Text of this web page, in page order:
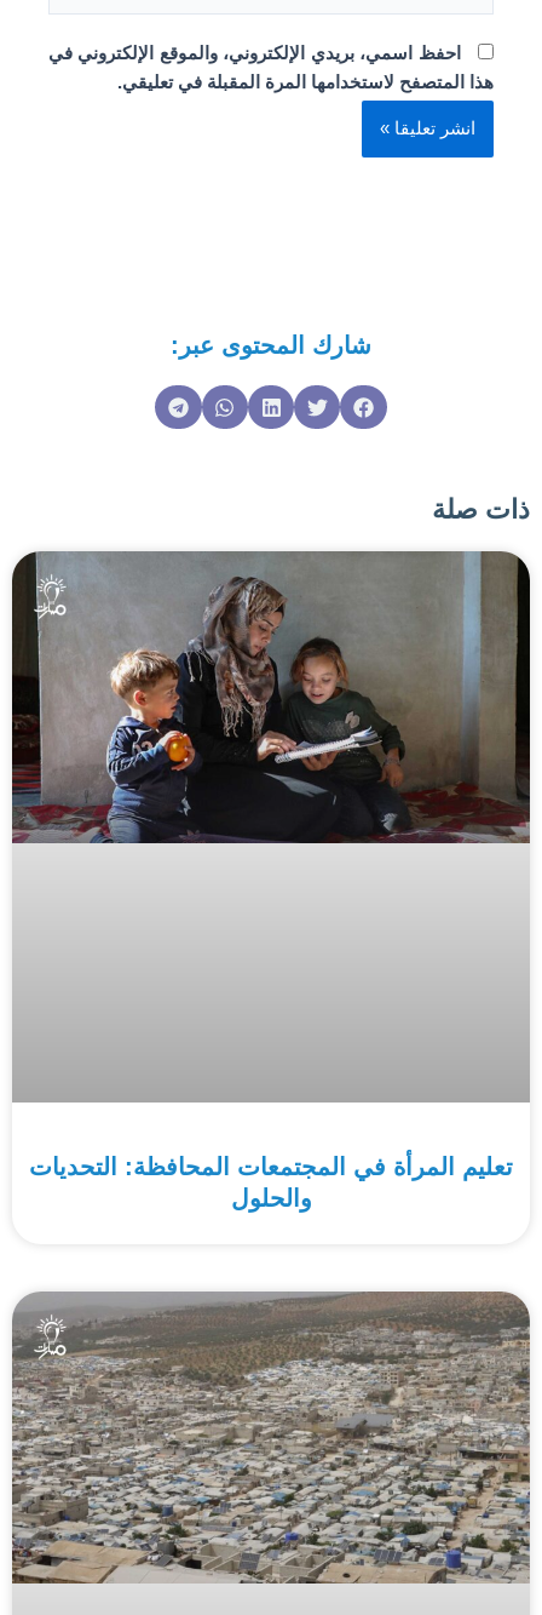
احفظ اسمي، بريدي الإلكتروني، والموقع الإلكتروني في
هذا المتصفح لاستخدامها المرة المقبلة في تعليقي.
شارك المحتوى عبر:
ذات صلة
تعليم المرأة في المجتمعات المحافظة: التحديات
والحلول